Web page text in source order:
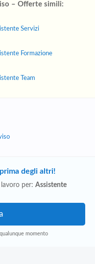
– Offerte simili:
Servizi
Formazione
Team
degli altri!
per: Assistente
momento